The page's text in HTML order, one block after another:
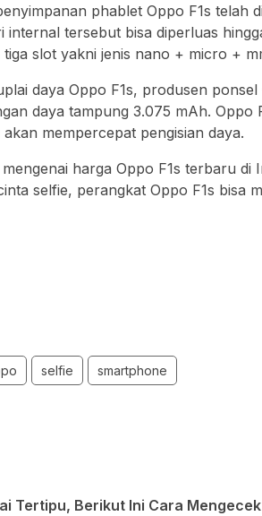
phablet Oppo F1s telah
internal tersebut bisa diperluas
tiga slot yakni jenis nano + micro +
daya Oppo F1s, produsen
daya tampung 3.075 mAh. Oppo
mempercepat pengisian daya.
harga Oppo F1s terbaru di
selfie, perangkat Oppo F1s bisa
selfie smartphone
Tertipu, Berikut Ini Cara Mengecek